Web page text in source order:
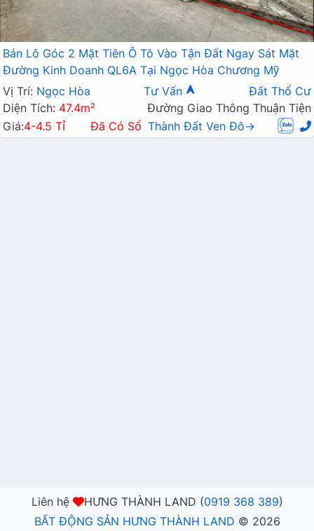
Bán Lô Góc 2 Mặt Tiên Ô Tô Vào Tận Đất Ngay Sát Mặt
Đường Kinh Doanh QL6A Tại Ngọc Hòa Chương Mỹ
Vị Trí: Ngọc Hòa Tư Vấn
Đất Thổ Cư
Diện Tích: 47.4m²
Đường Giao Thông Thuận Tiện
Giá:4-4.5 Tỉ Đã Có Sổ Thành Đất Ven Đô→
Liên hệ HƯNG THÀNH LAND (0919 368 389)
BẤT ĐỘNG SẢN HƯNG THÀNH LAND © 2026